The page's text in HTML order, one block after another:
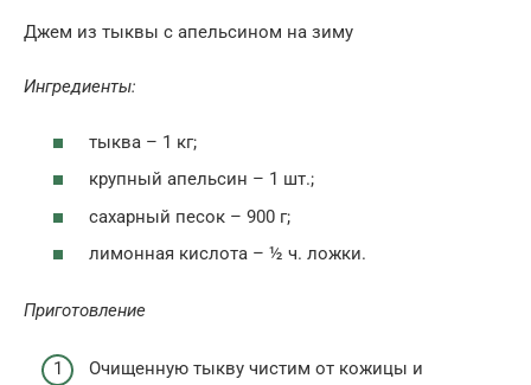
Джем из тыквы с апельсином на зиму
Ингредиенты:
тыква – 1 кг;
крупный апельсин – 1 шт.;
сахарный песок – 900 г;
лимонная кислота – ½ ч. ложки.
Приготовление
Очищенную тыкву чистим от кожицы и